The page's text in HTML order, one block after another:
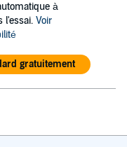
à
l'essai. Voir
gratuitement